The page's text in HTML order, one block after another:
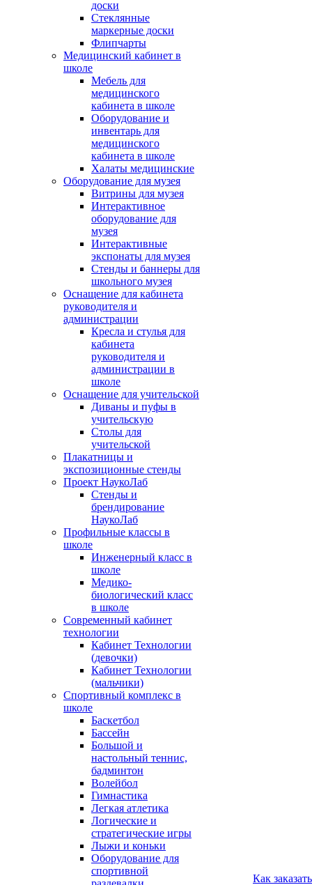
доски
Стеклянные
маркерные доски
Флипчарты
Медицинский кабинет в
школе
Мебель для
медицинского
кабинета в школе
Оборудование и
инвентарь для
медицинского
кабинета в школе
Халаты медицинские
Оборудование для музея
Витрины для музея
Интерактивное
оборудование для
музея
Интерактивные
экспонаты для музея
Стенды и баннеры для
школьного музея
Оснащение для кабинета
руководителя и
администрации
Кресла и стулья для
кабинета
руководителя и
администрации в
школе
Оснащение для учительской
Диваны и пуфы в
учительскую
Столы для
учительской
Плакатницы и
экспозиционные стенды
Проект НаукоЛаб
Стенды и
брендирование
НаукоЛаб
Профильные классы в
школе
Инженерный класс в
школе
Медико-
биологический класс
в школе
Современный кабинет
технологии
Кабинет Технологии
(девочки)
Кабинет Технологии
(мальчики)
Спортивный комплекс в
школе
Баскетбол
Бассейн
Большой и
настольный теннис,
бадминтон
Волейбол
Гимнастика
Легкая атлетика
Логические и
стратегические игры
Лыжи и коньки
Оборудование для
спортивной
Как